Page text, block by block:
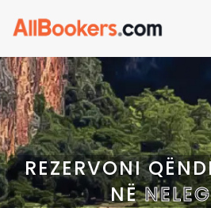
REZERVONI
NË